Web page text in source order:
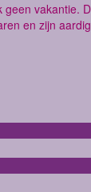
vakantie.
en zijn